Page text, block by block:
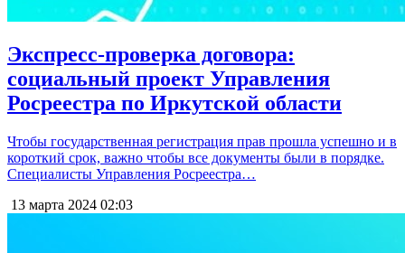
Экспресс-проверка договора:
социальный проект Управления
Росреестра по Иркутской области
Чтобы государственная регистрация прав прошла успешно и в
короткий срок, важно чтобы все документы были в порядке.
Специалисты Управления Росреестра…
13 марта 2024 02:03